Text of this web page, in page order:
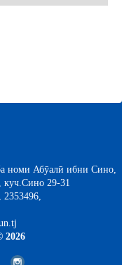
номи Абӯалӣ ибни Сино,
29-31
2026